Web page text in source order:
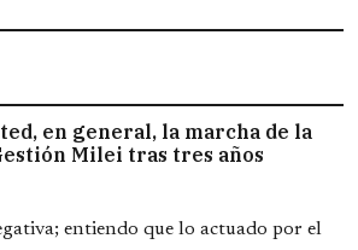
en general, la marcha de la
Milei tras tres años
entiendo que lo actuado por el